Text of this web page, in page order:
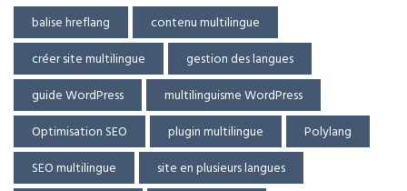
balise hreflang
contenu multilingue
créer site multilingue
gestion des langues
guide WordPress
multilinguisme WordPress
Optimisation SEO
plugin multilingue
Polylang
SEO multilingue
site en plusieurs langues